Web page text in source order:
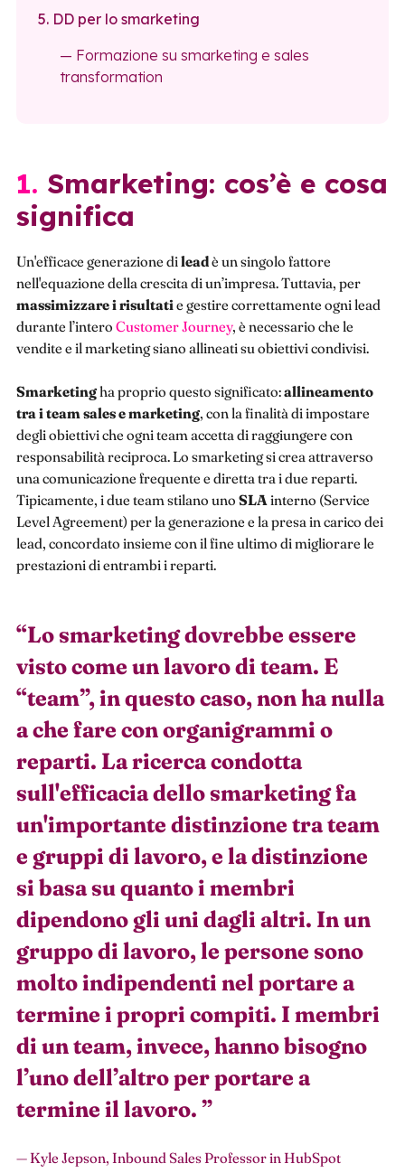
5. DD per lo smarketing
— Formazione su smarketing e sales
transformation
1. Smarketing: cos’è e cosa
significa
Un'efficace generazione dileadè un singolo fattore
nell'equazione della crescita di un’impresa. Tuttavia, per
massimizzare i risultati e gestire correttamente ogni lead
durante l’intero Customer Journey, è necessario che le
vendite e il marketing siano allineati su obiettivi condivisi.
Smarketingha proprio questo significato:allineamento
tra i team sales e marketing, con la finalità di impostare
degli obiettivi che ogni team accetta di raggiungere con
responsabilità reciproca. Lo smarketing si crea attraverso
una comunicazione frequente e diretta tra i due reparti.
Tipicamente, i due team stilano uno SLA interno (Service
Level Agreement) per la generazione e la presa in carico dei
lead, concordato insieme con il fine ultimo di migliorare le
prestazioni di entrambi i reparti.
“Lo smarketing dovrebbe essere
visto come un lavoro di team. E
“team”, in questo caso, non ha nulla
a che fare con organigrammi o
reparti. La ricerca condotta
sull'efficacia dello smarketing fa
un'importante distinzione tra team
e gruppi di lavoro, e la distinzione
si basa su quanto i membri
dipendono gli uni dagli altri. In un
gruppo di lavoro, le persone sono
molto indipendenti nel portare a
termine i propri compiti. I membri
di un team, invece, hanno bisogno
l’uno dell’altro per portare a
termine il lavoro. ”
— Kyle Jepson, Inbound Sales Professor in HubSpot